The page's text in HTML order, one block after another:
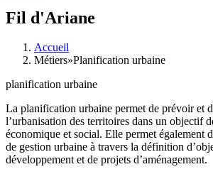
Fil d'Ariane
Accueil
Métiers»Planification urbaine
planification urbaine
La planification urbaine permet de prévoir et
l’urbanisation des territoires dans un objectif
économique et social. Elle permet également
de gestion urbaine à travers la définition
développement et de projets d’aménagement.